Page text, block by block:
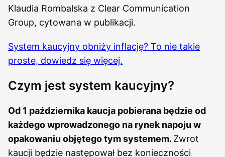
Klaudia Rombalska z Clear Communication
Group, cytowana w publikacji.
System kaucyjny obniży inflację? To nie takie
proste, dowiedz się więcej.
Czym jest system kaucyjny?
Od 1 października kaucja pobierana będzie od
każdego wprowadzonego na rynek napoju w
opakowaniu objętego tym systemem. Zwrot
kaucji będzie następował bez konieczności